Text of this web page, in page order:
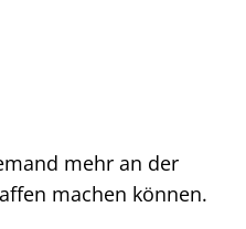
mehr an der
machen können.